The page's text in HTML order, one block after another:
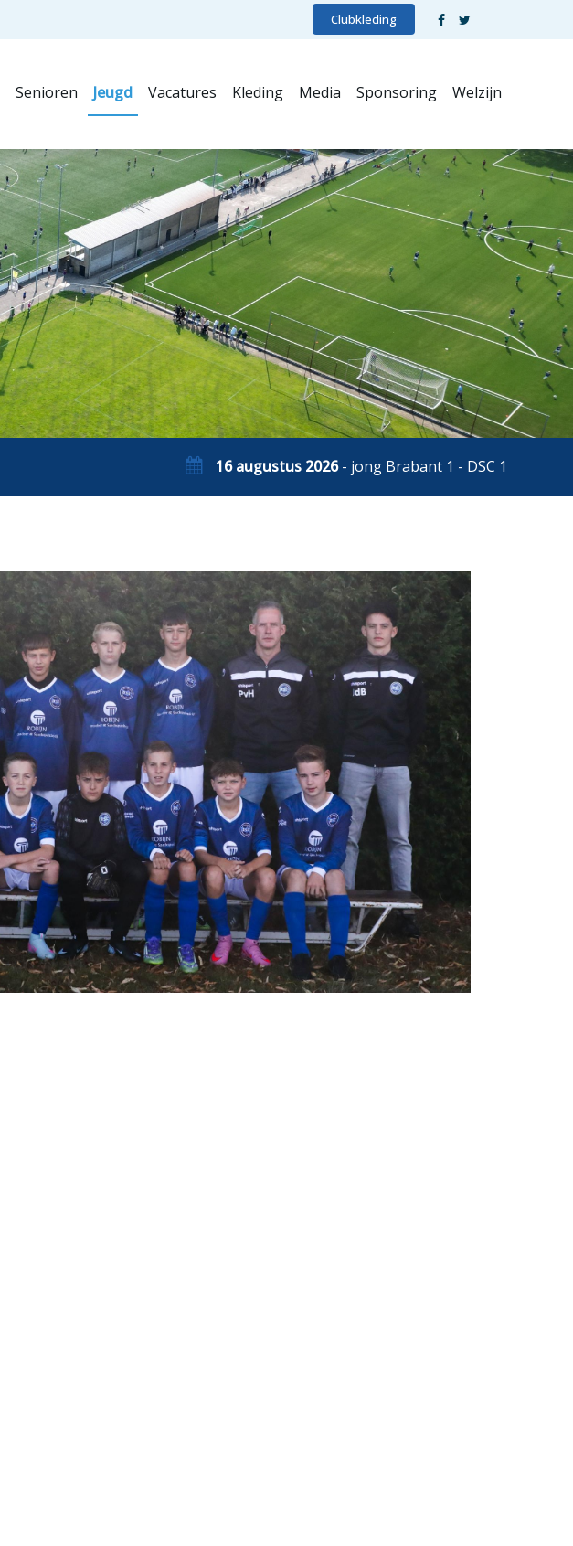
Clubkleding
Senioren Jeugd Vacatures Kleding Media Sponsoring Welzijn
16 augustus 2026- jong Brabant 1 - DSC 1